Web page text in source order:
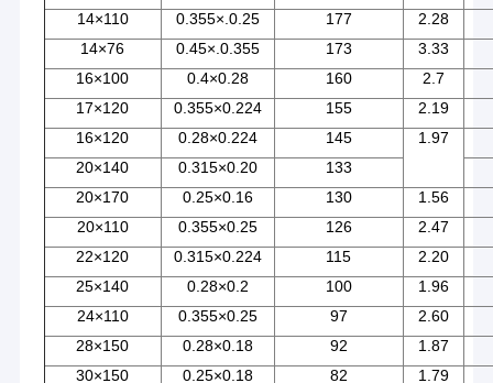
14×110
0.355×.0.25 177
2.28
14×76
0.45×.0.355 173
3.33
16×100
0.4×0.28 160
2.7
17×120
0.355×0.224 155
2.19
16×120
0.28×0.224 145
1.97
20×140
0.315×0.20
133
20×170
0.25×0.16 130
1.56
20×110
0.355×0.25 126
2.47
22×120
0.315×0.224 115
2.20
25×140
0.28×0.2 100
1.96
24×110
0.355×0.25 97
2.60
28×150
0.28×0.18 92
1.87
30×150
0.25×0.18 82
1.79